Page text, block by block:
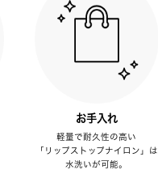
お手入れ
軽量で耐久性の高い
「リップストップナイロン」は
水洗いが可能。